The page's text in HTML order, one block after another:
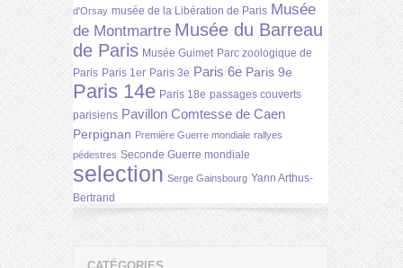
d'Orsay musée de la Libération de Paris Musée
de Montmartre Musée du Barreau
de Paris Musée Guimet Parc zoologique de
Paris Paris 1er Paris 3e Paris 6e Paris 9e
Paris 14e Paris 18e passages couverts
parisiens Pavillon Comtesse de Caen
Perpignan Première Guerre mondiale rallyes
pédestres Seconde Guerre mondiale
selection Serge Gainsbourg Yann Arthus-
Bertrand